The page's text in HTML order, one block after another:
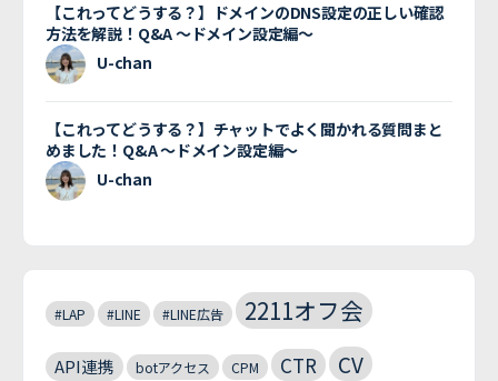
【これってどうする？】ドメインのDNS設定の正しい確認
方法を解説！Q&A 〜ドメイン設定編〜
U-chan
【これってどうする？】チャットでよく聞かれる質問まと
めました！Q&A 〜ドメイン設定編〜
U-chan
#LAP #LINE #LINE広告 2211オフ会
API連携 botアクセス CPM CTR CV